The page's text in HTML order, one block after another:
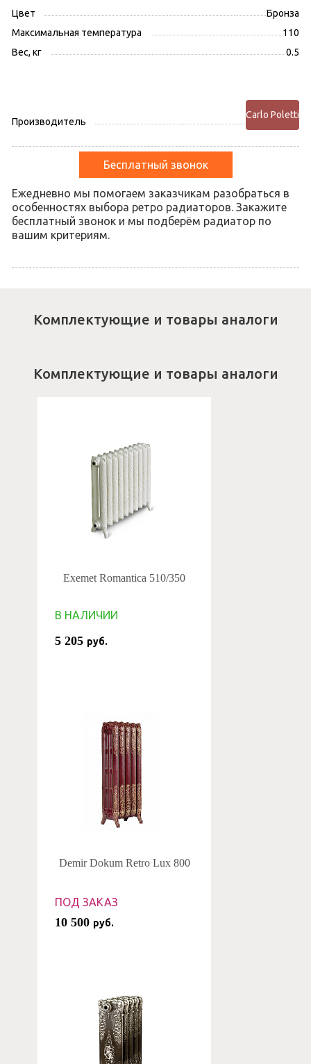
Цвет
Бронза
Максимальная температура
110
Вес, кг
0.5
Производитель
Carlo Poletti
Бесплатный звонок
Ежедневно мы помогаем заказчикам разобраться в
особенностях выбора ретро радиаторов. Закажите
бесплатный звонок и мы подберём радиатор по
вашим критериям.
Комплектующие и товары аналоги
Комплектующие и товары аналоги
Exemet Romantica 510/350
В НАЛИЧИИ
5 205 руб.
Demir Dokum Retro Lux 800
ПОД ЗАКАЗ
10 500 руб.